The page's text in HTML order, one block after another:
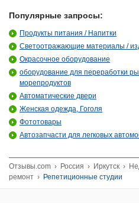
Популярные запросы:
Продукты питания / Напитки
Светоотражающие материалы /
Окрасочное оборудование
оборудование для переработки
морепродуктов
Автоматические двери
Женская одежда, Гоголя
Фототовары
Автозапчасти для легковых
Отзывы.com › Россия › Иркутск ›
ремонт › Репетиционные студии